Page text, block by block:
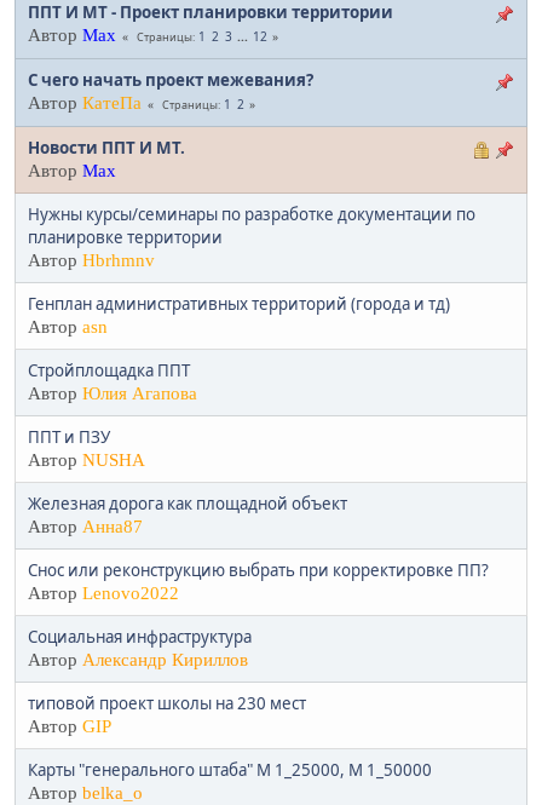
ППТ И МТ - Проект планировки территории
Автор Max Страницы 1 2 3 ... 12
С чего начать проект межевания?
Автор КатеПа Страницы 1 2
Новости ППТ И МТ.
Автор Max
Нужны курсы/семинары по разработке документации по
планировке территории
Автор Hbrhmnv
Генплан административных территорий (города и тд)
Автор asn
Стройплощадка ППТ
Автор Юлия Агапова
ППТ и ПЗУ
Автор NUSHA
Железная дорога как площадной объект
Автор Анна87
Снос или реконструкцию выбрать при корректировке ПП?
Автор Lenovo2022
Социальная инфраструктура
Автор Александр Кириллов
типовой проект школы на 230 мест
Автор GIP
Карты "генерального штаба" М 1_25000, М 1_50000
Автор belka_o